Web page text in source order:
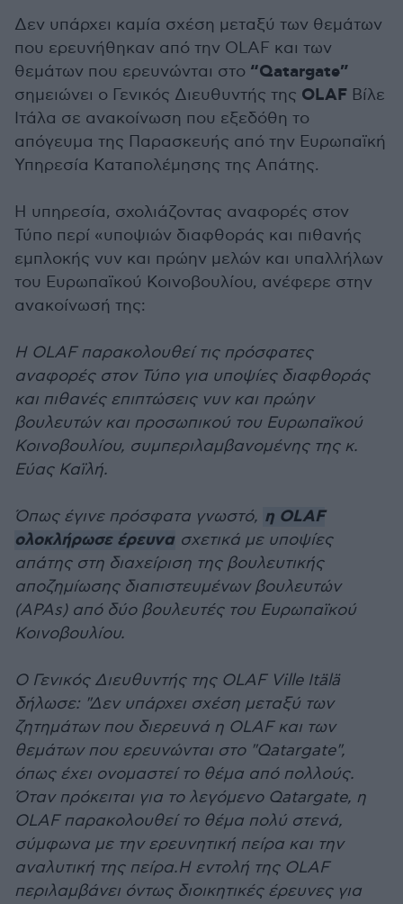
Δεν υπάρχει καμία σχέση μεταξύ των θεμάτων
που ερευνήθηκαν από την OLAF και των
θεμάτων που ερευνώνται στο “Qatargate”
σημειώνει ο Γενικός Διευθυντής της OLAF Βίλε
Ιτάλα σε ανακοίνωση που εξεδόθη το
απόγευμα της Παρασκευής από την Ευρωπαϊκή
Υπηρεσία Καταπολέμησης της Απάτης.
Η υπηρεσία, σχολιάζοντας αναφορές στον
Τύπο περί «υποψιών διαφθοράς και πιθανής
εμπλοκής νυν και πρώην μελών και υπαλλήλων
του Ευρωπαϊκού Κοινοβουλίου, ανέφερε στην
ανακοίνωσή της:
Η OLAF παρακολουθεί τις πρόσφατες
αναφορές στον Τύπο για υποψίες διαφθοράς
και πιθανές επιπτώσεις νυν και πρώην
βουλευτών και προσωπικού του Ευρωπαϊκού
Κοινοβουλίου, συμπεριλαμβανομένης της κ.
Εύας Καϊλή.
Όπως έγινε πρόσφατα γνωστό, η OLAF
ολοκλήρωσε έρευνα σχετικά με υποψίες
απάτης στη διαχείριση της βουλευτικής
αποζημίωσης διαπιστευμένων βουλευτών
(APAs) από δύο βουλευτές του Ευρωπαϊκού
Κοινοβουλίου.
Ο Γενικός Διευθυντής της OLAF Ville Itälä
δήλωσε: "Δεν υπάρχει σχέση μεταξύ των
ζητημάτων που διερευνά η OLAF και των
θεμάτων που ερευνώνται στο "Qatargate",
όπως έχει ονομαστεί το θέμα από πολλούς.
Όταν πρόκειται για το λεγόμενο Qatargate, η
OLAF παρακολουθεί το θέμα πολύ στενά,
σύμφωνα με την ερευνητική πείρα και την
αναλυτική της πείρα.Η εντολή της OLAF
περιλαμβάνει όντως διοικητικές έρευνες για